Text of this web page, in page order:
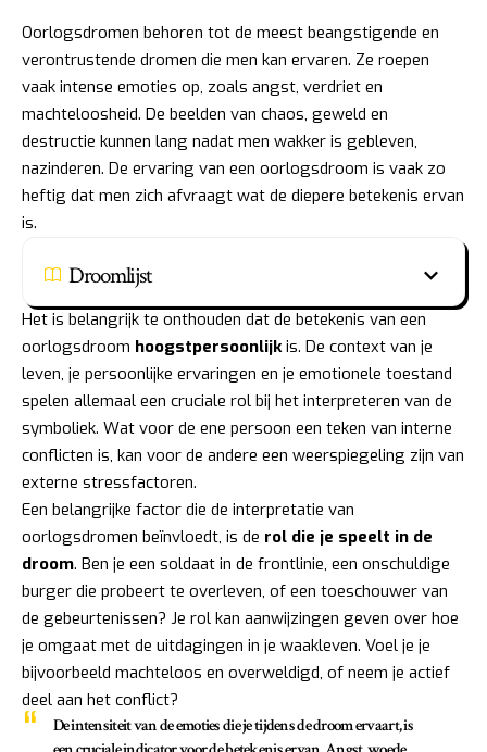
Oorlogsdromen behoren tot de meest beangstigende en
verontrustende dromen die men kan ervaren. Ze roepen
vaak intense emoties op, zoals angst, verdriet en
machteloosheid. De beelden van chaos, geweld en
destructie kunnen lang nadat men wakker is gebleven,
nazinderen. De ervaring van een oorlogsdroom is vaak zo
heftig dat men zich afvraagt wat de diepere betekenis ervan
is.
Droomlijst
Het is belangrijk te onthouden dat de betekenis van een
oorlogsdroom hoogstpersoonlijkis. De context van je
leven, je persoonlijke ervaringen en je emotionele toestand
spelen allemaal een cruciale rol bij het interpreteren van de
symboliek. Wat voor de ene persoon een teken van interne
conflicten is, kan voor de andere een weerspiegeling zijn van
externe stressfactoren.
Een belangrijke factor die de interpretatie van
oorlogsdromen beïnvloedt, is de rol die je speelt in de
droom. Ben je een soldaat in de frontlinie, een onschuldige
burger die probeert te overleven, of een toeschouwer van
de gebeurtenissen? Je rol kan aanwijzingen geven over hoe
je omgaat met de uitdagingen in je waakleven. Voel je je
bijvoorbeeld machteloos en overweldigd, of neem je actief
deel aan het conflict?
De intensiteit van de emoties die je tijdens de droom ervaart, is